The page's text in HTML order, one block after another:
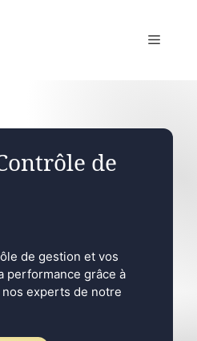
MENU
de
de gestion et vos
performance grâce à
nos experts de notre